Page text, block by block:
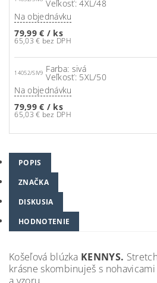
Veľkosť: 4XL/48
Na objednávku
79,99 € / ks
65,03 € bez DPH
14052/SIV9 Farba: sivá
Veľkosť: 5XL/50
Na objednávku
79,99 € / ks
65,03 € bez DPH
POPIS
ZNAČKA
DISKUSIA
HODNOTENIE
Košeľová blúzka KENNYS.
krásne skombinuješ s